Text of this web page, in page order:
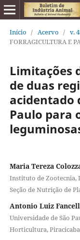
Início / Acervo / v.
FORRAGICULTURA E
Limitações
de duas
acidentado
Paulo para
Maria Tereza
Instituto de Zootecnia,
Seção de Nutrição de
Antonio Luiz
Universidade de São
Horticultura,